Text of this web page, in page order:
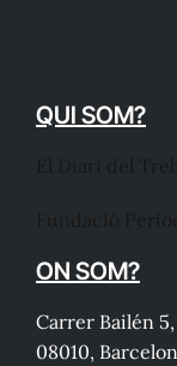
QUI SOM?
ON SOM?
Carrer Bailén
08010,